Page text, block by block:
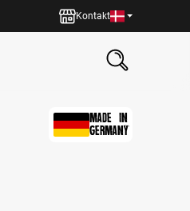
Kontakt
MADE IN
GERMANY